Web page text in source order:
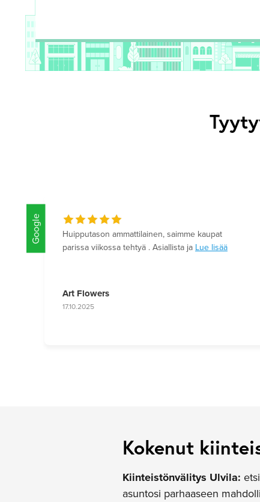
Google
Asiantuntevaa ja ystävällistä toimintaa. Asiat
hoituivat hyvin. Voin lämpimästi suositella
Lotta Seppänen
12.6.2025
Kokenut
Kiinteistönvälitys Ulvila:
asuntosi parhaaseen